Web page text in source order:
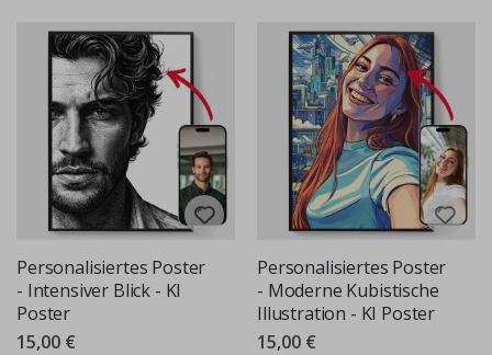
Personalisiertes Poster
- Intensiver Blick - KI
Poster
15,00 €
Personalisiertes Poster
- Moderne Kubistische
Illustration - KI Poster
15,00 €